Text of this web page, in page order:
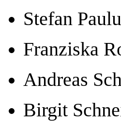
Stefan
Franziska
Andreas
Birgit